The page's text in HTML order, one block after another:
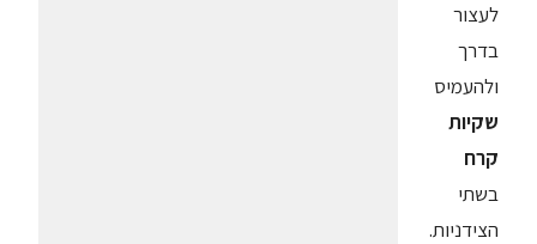
לעצור
בדרך
ולהעמיס
שקיות
קרח
בשתי
הצידניות.